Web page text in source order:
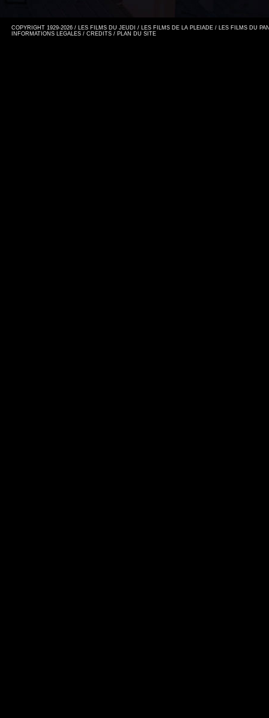
COPYRIGHT 1929-2026 / LES FILMS DU JEUDI / LES FILMS DE LA PLEIADE / LES FILMS DU
INFORMATIONS LEGALES / CREDITS / PLAN DU SITE